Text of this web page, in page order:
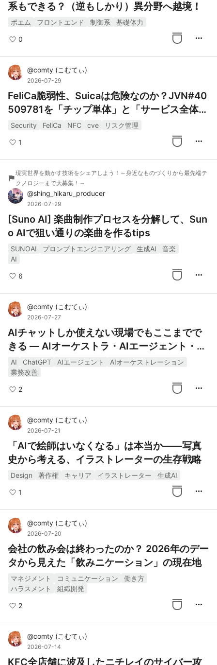
系もできる？（逆もしかり）異分野へ越境！
ポエム フロントエンド 制御系 基礎体力
0 more_horiz
@comty (こむてぃ)
2026-07-29
FeliCa脆弱性、Suicaは危険なのか？JVN#40
509781を「チップ単体」と「サービス全体」
で読み解く
Security FeliCa NFC cve リスク管理
1 more_horiz
flag
現実世界を動かす技術をシェアしよう！～身近なものづくりから最先端テ
クノロジーまで大募集！～
@shing_hikaru_producer
2026-07-29
[Suno AI] 楽曲制作プロセスを分解して、Sun
o AIで狙い通りの楽曲を作るtips
SUNOAI プロンプトエンジニアリング 生成AI
音楽
AI
6 more_horiz
@comty (こむてぃ)
2026-07-27
AIチャットしか使えない現場でもここまでで
きる ― AIオーケストラ・AIエージェント・AI
チャットの違いと実践活用
AI ChatGPT AIエージェント
AIオーケストレーション
業務改善
2 more_horiz
@comty (こむてぃ)
2026-07-21
「AIで絵師はいなくなる」は本当か――写真
史から考える、イラストレーターの生存戦略
Design 著作権 キャリア イラストレーター 生成AI
1 more_horiz
@comty (こむてぃ)
2026-07-20
会社の飲み会は終わったのか？ 2026年のデー
タから見えた「飲みニケーション」の現在地
マネジメント コミュニケーション
働き方
ハラスメント
組織開発
2 more_horiz
@comty (こむてぃ)
2026-07-14
KFC全店舗に波及したニチレイのサイバー攻